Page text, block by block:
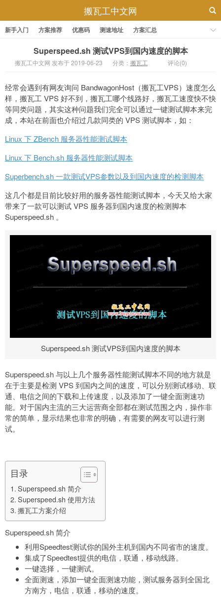
搬瓦工中文网
新手入门 方案推荐 优惠码 测速地址 方案汇总
Superspeed.sh 测试VPS到国内速度的脚本
搬瓦工中文网 发布于 2019-06-23 分类： 搬瓦工 评论(0)
经常会遇到有网友询问 BandwagonHost（搬瓦工VPS）速度怎么
样，搬瓦工 VPS 好不到，搬瓦工哪个线路好，搬瓦工速度快不快
等同类问题，其实这种问题我们完全可以通过一键测试脚本来完
成，本站在前面也介绍过几款同类的 VPS 测试脚本，如：
Linux 下 ZBench 服务器性能测试脚本
Linux 下 Bench.sh 服务器性能测试脚本
Superbench.sh 一款测试VPS参数以及到国内速度的检测脚本
这几个都是目前比较好用的服务器性能测试脚本，今天又给大家
带来了一款可以测试 VPS 服务器到国内速度的检测脚本
Superspeed.sh 。
Superspeed.sh 测试VPS到国内速度的脚本
Superspeed.sh 与以上几个服务器性能测试脚本不同的地方就是
在于主要是检测 VPS 到国内之间的速度，可以分别测试移动、联
通、电信之间的下载和上传速度，以及添加了一键全面测速功
能。对于国内主流的三大运营商全部都在测试范围之内，操作非
常的简单，显示结果也非常的明确，有需要的网友可以进行测
试。
目录
Superspeed.sh 简介
Superspeed.sh 使用方法
搬瓦工方案介绍
Superspeed.sh 简介
利用Speedtest测试你的国外主机到国内不同省市的速度。
集成了Speedtest提供的电信，联通，移动线路。
一键选择，一键测试。
全面测速，添加一键全面测速功能，测试服务器到全国北
方南方，电信，联通，移动的速度。